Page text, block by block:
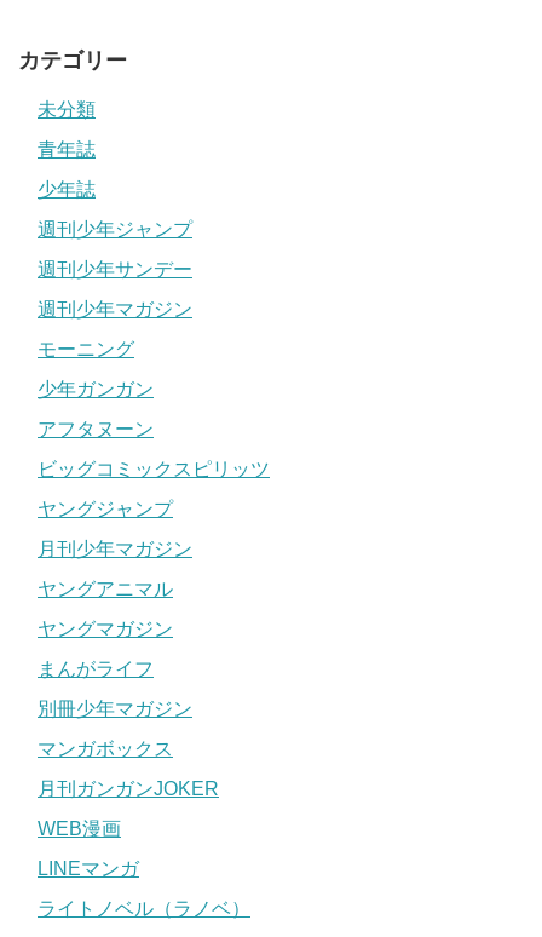
カテゴリー
未分類
青年誌
少年誌
週刊少年ジャンプ
週刊少年サンデー
週刊少年マガジン
モーニング
少年ガンガン
アフタヌーン
ビッグコミックスピリッツ
ヤングジャンプ
月刊少年マガジン
ヤングアニマル
ヤングマガジン
まんがライフ
別冊少年マガジン
マンガボックス
月刊ガンガンJOKER
WEB漫画
LINEマンガ
ライトノベル（ラノベ）